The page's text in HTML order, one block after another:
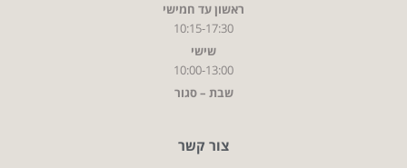
ראשון עד חמישי
10:15-17:30
שישי
10:00-13:00
שבת – סגור
צור קשר